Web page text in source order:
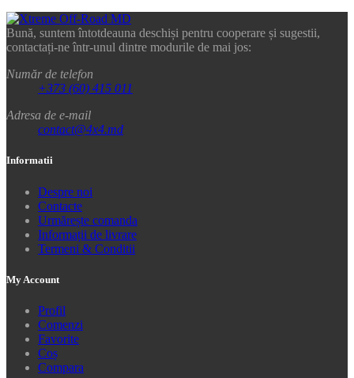
Bună, suntem întotdeauna deschiși pentru cooperare și sugestii,
contactați-ne într-unul dintre modurile de mai jos:
Număr de telefon
+373 (60) 415 011
Adresa de e-mail
contact@4x4.md
Informatii
Despre noi
Contacte
Urmărește comanda
Informații de livrare
Termeni & Conditii
My Account
Profil
Comenzi
Favorite
Coș
Compara